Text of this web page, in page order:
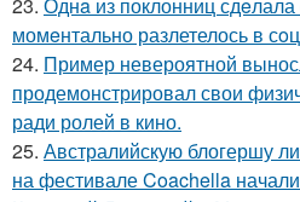
23. Однa из поклонниц
момeнтально разлетелось в
24. Пример невероятной
продемонстрировал свои
ради ролей в кино.
25. Австралийскую блогершу
на фестивале Coachella